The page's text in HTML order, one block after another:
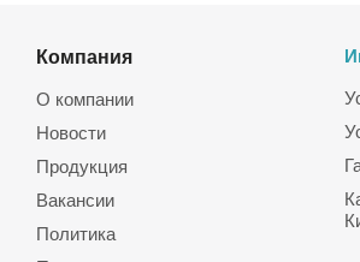
Компания
О компании
Новости
Продукция
Вакансии
Политика